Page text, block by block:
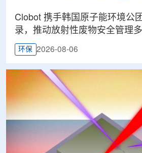
Clobot 携手韩国原子能环境公
录，推动放射性废物安全管理
环保 2026-08-06